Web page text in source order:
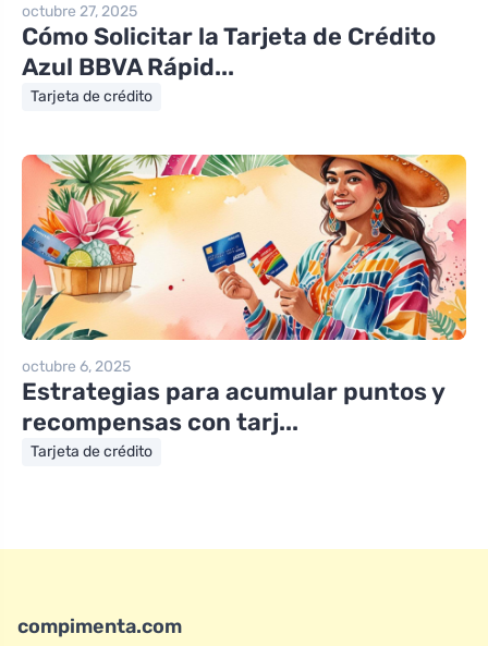
octubre 27, 2025
Cómo Solicitar la Tarjeta de Crédito
Azul BBVA Rápid...
Tarjeta de crédito
octubre 6, 2025
Estrategias para acumular puntos y
recompensas con tarj...
Tarjeta de crédito
compimenta.com